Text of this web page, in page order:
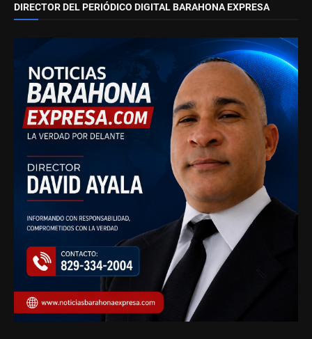
DIRECTOR DEL PERIÓDICO DIGITAL BARAHONA EXPRESA